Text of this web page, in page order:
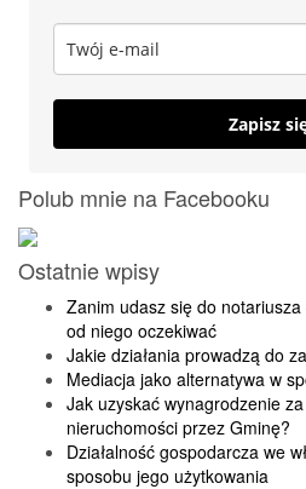
Zapisz
Polub mnie na Facebooku
Ostatnie wpisy
Zanim udasz się do
od niego oczekiwać
Jakie działania prowadzą do
Mediacja jako alternatywa w
Jak uzyskać wynagrodzenie
nieruchomości przez Gminę?
Działalność gospodarcza we
sposobu jego użytkowania